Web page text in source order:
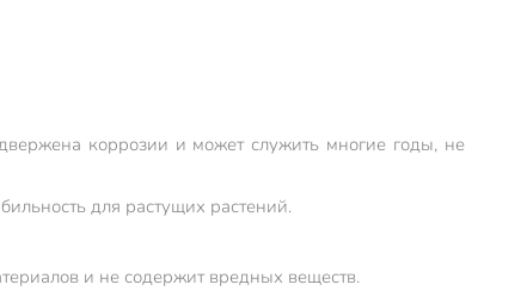
коррозии и может служить многие годы, не
для растущих растений.
и не содержит вредных веществ.